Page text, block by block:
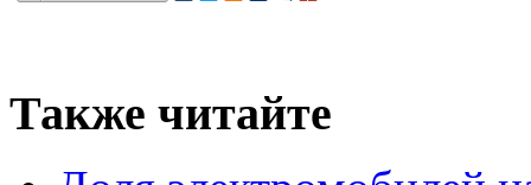
Также читайте